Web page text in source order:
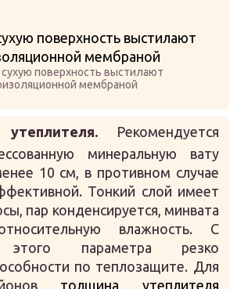
поверхность выстилают
мембраной
Рекомендуется
минеральную вату
10 см, в противном случае
Тонкий слой имеет
пар конденсируется, минвата
влажность. С
этого параметра резко
по теплозащите. Для
толщина утеплителя